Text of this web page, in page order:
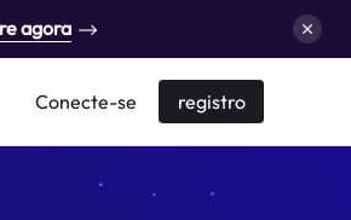
agora
Conecte-se registro